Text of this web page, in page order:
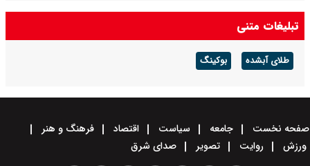
تبلیغات متنی
طلای آبشده بوکینگ
صفحه نخست جامعه سیاست اقتصاد
فرهنگ و هنر
ورزش
روایت تصویر صدای شرق